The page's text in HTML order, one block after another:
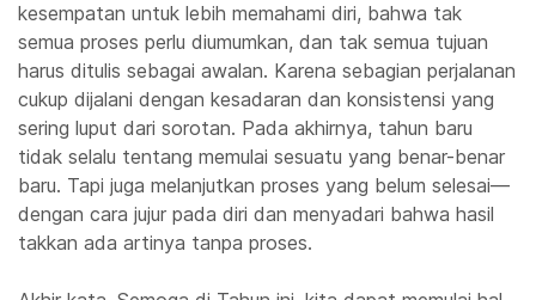
kesempatan untuk lebih memahami diri, bahwa tak
semua proses perlu diumumkan, dan tak semua tujuan
harus ditulis sebagai awalan. Karena sebagian perjalanan
cukup dijalani dengan kesadaran dan konsistensi yang
sering luput dari sorotan. Pada akhirnya, tahun baru
tidak selalu tentang memulai sesuatu yang benar-benar
baru. Tapi juga melanjutkan proses yang belum selesai—
dengan cara jujur pada diri dan menyadari bahwa hasil
takkan ada artinya tanpa proses.